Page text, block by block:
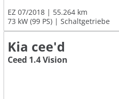
EZ 07/2018
55.264 km
73 kW (99 PS)
Schaltgetriebe
Kia cee'd
Ceed 1.4 Vision